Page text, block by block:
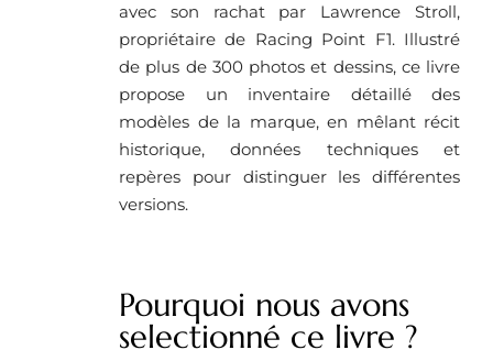
avec son rachat par Lawrence Stroll,
propriétaire de Racing Point F1. Illustré
de plus de 300 photos et dessins, ce livre
propose un inventaire détaillé des
modèles de la marque, en mêlant récit
historique, données techniques et
repères pour distinguer les différentes
versions.
Pourquoi nous avons
selectionné ce livre ? ​